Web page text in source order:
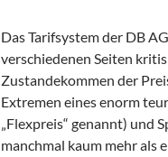
Das Tarifsystem der DB
verschiedenen Seiten
Zustandekommen der
Extremen eines enorm
„Flexpreis“ genannt) und
manchmal kaum mehr als